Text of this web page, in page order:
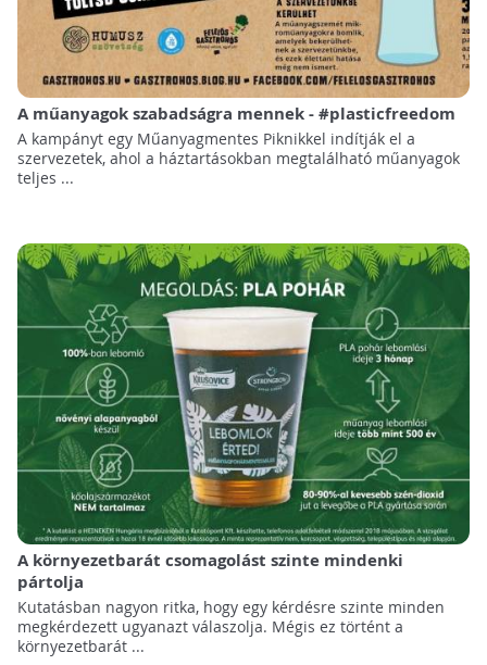
A műanyagok szabadságra mennek - #plasticfreedom
A kampányt egy Műanyagmentes Piknikkel indítják el a
szervezetek, ahol a háztartásokban megtalálható műanyagok
teljes ...
A környezetbarát csomagolást szinte mindenki
pártolja
Kutatásban nagyon ritka, hogy egy kérdésre szinte minden
megkérdezett ugyanazt válaszolja. Mégis ez történt a
környezetbarát ...